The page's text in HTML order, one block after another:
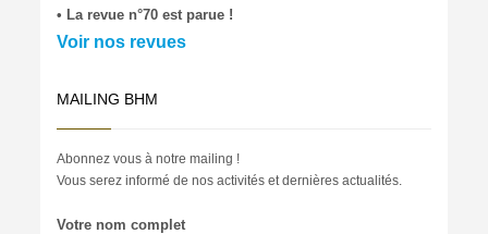
• La revue n°70 est parue !
Voir nos revues
MAILING BHM
Abonnez vous à notre mailing !
Vous serez informé de nos activités et dernières actualités.
Votre nom complet